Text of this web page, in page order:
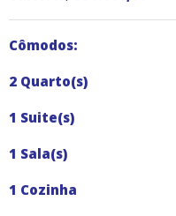
Cômodos:
2 Quarto(s)
1 Suite(s)
1 Sala(s)
1 Cozinha